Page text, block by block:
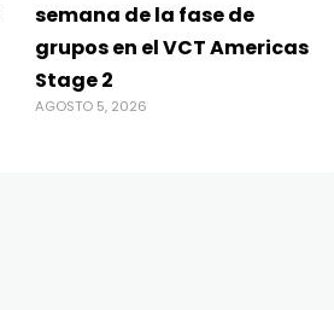
semana de la fase de
grupos en el VCT Americas
Stage 2
AGOSTO 5, 2026